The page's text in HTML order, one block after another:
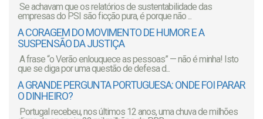
Se achavam que os relatórios de sustentabilidade das
empresas do PSI são ficção pura, é porque não ...
A CORAGEM DO MOVIMENTO DE HUMOR E A
SUSPENSÃO DA JUSTIÇA
A frase “o Verão enlouquece as pessoas” — não é minha! Isto
que se diga por uma questão de defesa d...
A GRANDE PERGUNTA PORTUGUESA: ONDE FOI PARAR
O DINHEIRO?
Portugal recebeu, nos últimos 12 anos, uma chuva de milhões